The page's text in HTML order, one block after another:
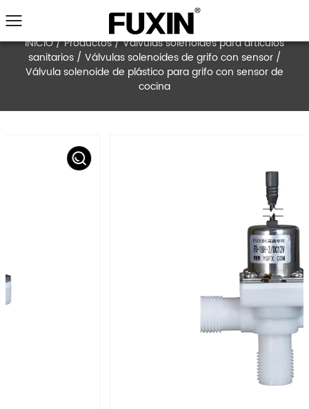
INICIO/Productos/Válvulas solenoides para
sanitarios/Válvulas solenoides de grifo con
Válvula solenoide de plástico para grifo con
cocina